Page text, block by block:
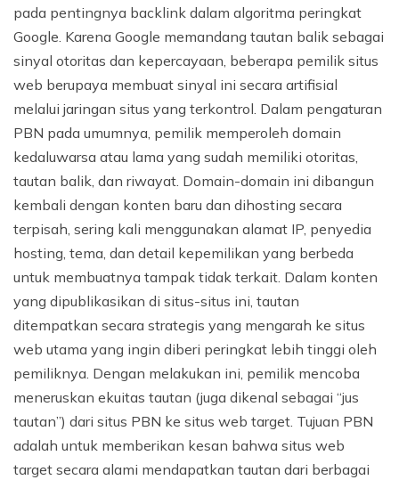
pada pentingnya backlink dalam algoritma peringkat
Google. Karena Google memandang tautan balik sebagai
sinyal otoritas dan kepercayaan, beberapa pemilik situs
web berupaya membuat sinyal ini secara artifisial
melalui jaringan situs yang terkontrol. Dalam pengaturan
PBN pada umumnya, pemilik memperoleh domain
kedaluwarsa atau lama yang sudah memiliki otoritas,
tautan balik, dan riwayat. Domain-domain ini dibangun
kembali dengan konten baru dan dihosting secara
terpisah, sering kali menggunakan alamat IP, penyedia
hosting, tema, dan detail kepemilikan yang berbeda
untuk membuatnya tampak tidak terkait. Dalam konten
yang dipublikasikan di situs-situs ini, tautan
ditempatkan secara strategis yang mengarah ke situs
web utama yang ingin diberi peringkat lebih tinggi oleh
pemiliknya. Dengan melakukan ini, pemilik mencoba
meneruskan ekuitas tautan (juga dikenal sebagai “jus
tautan”) dari situs PBN ke situs web target. Tujuan PBN
adalah untuk memberikan kesan bahwa situs web
target secara alami mendapatkan tautan dari berbagai